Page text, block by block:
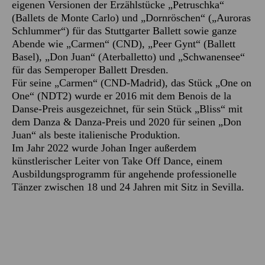
eigenen Versionen der Erzählstücke „Petruschka“
(Ballets de Monte Carlo) und „Dornröschen“ („Auroras
Schlummer“) für das Stuttgarter Ballett sowie ganze
Abende wie „Carmen“ (CND), „Peer Gynt“ (Ballett
Basel), „Don Juan“ (Aterballetto) und „Schwanensee“
für das Semperoper Ballett Dresden.
Für seine „Carmen“ (CND-Madrid), das Stück „One on
One“ (NDT2) wurde er 2016 mit dem Benois de la
Danse-Preis ausgezeichnet, für sein Stück „Bliss“ mit
dem Danza & Danza-Preis und 2020 für seinen „Don
Juan“ als beste italienische Produktion.
Im Jahr 2022 wurde Johan Inger außerdem
künstlerischer Leiter von Take Off Dance, einem
Ausbildungsprogramm für angehende professionelle
Tänzer zwischen 18 und 24 Jahren mit Sitz in Sevilla.